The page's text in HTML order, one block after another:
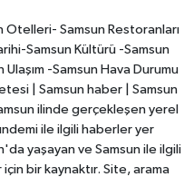
Otelleri- Samsun Restoranları
Samsun Kültürü -Samsun
Ulaşım -Samsun Hava Durumu
| Samsun haber | Samsun
ilinde gerçekleşen yerel
ile ilgili haberler yer
yaşayan ve Samsun ile ilgili
bir kaynaktır. Site, arama